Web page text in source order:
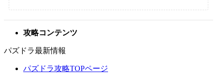
攻略コンテンツ
パズドラ最新情報
パズドラ攻略TOPページ